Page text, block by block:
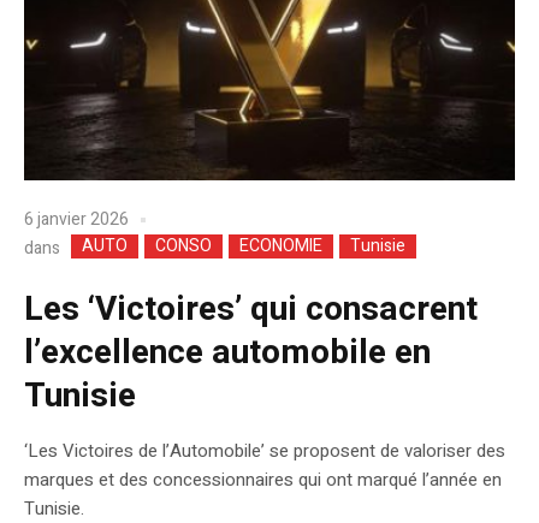
6 janvier 2026
dans
AUTO CONSO ECONOMIE Tunisie
Les ‘Victoires’ qui consacrent
l’excellence automobile en
Tunisie
‘Les Victoires de l’Automobile’ se proposent de valoriser des
marques et des concessionnaires qui ont marqué l’année en
Tunisie.